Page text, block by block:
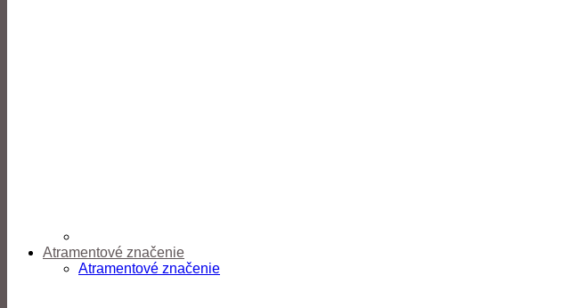
Atramentové značenie
Atramentové značenie